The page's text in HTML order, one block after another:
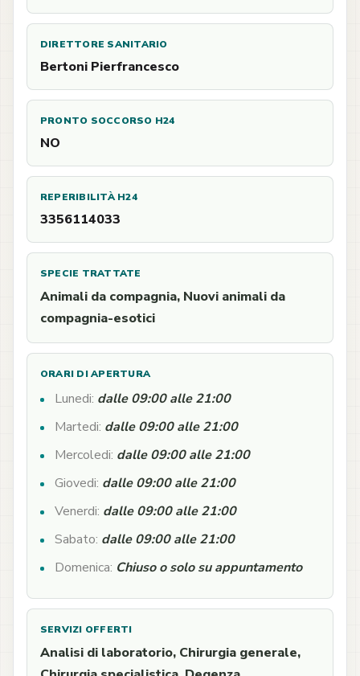
DIRETTORE SANITARIO
Bertoni Pierfrancesco
PRONTO SOCCORSO H24
NO
REPERIBILITÀ H24
3356114033
SPECIE TRATTATE
Animali da compagnia, Nuovi animali da
compagnia-esotici
ORARI DI APERTURA
Lunedi: dalle 09:00 alle 21:00
Martedi: dalle 09:00 alle 21:00
Mercoledi: dalle 09:00 alle 21:00
Giovedi: dalle 09:00 alle 21:00
Venerdi: dalle 09:00 alle 21:00
Sabato: dalle 09:00 alle 21:00
Domenica: Chiuso o solo su appuntamento
SERVIZI OFFERTI
Analisi di laboratorio, Chirurgia generale,